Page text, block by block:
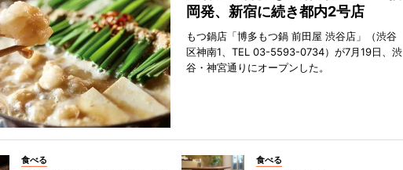
岡発、新宿に続き都内2号店
もつ鍋店「博多もつ鍋 前田屋 渋谷店」（渋谷
区神南1、TEL 03-5593-0734）が7月19日、渋
谷・神宮通りにオープンした。
食べる 食べる